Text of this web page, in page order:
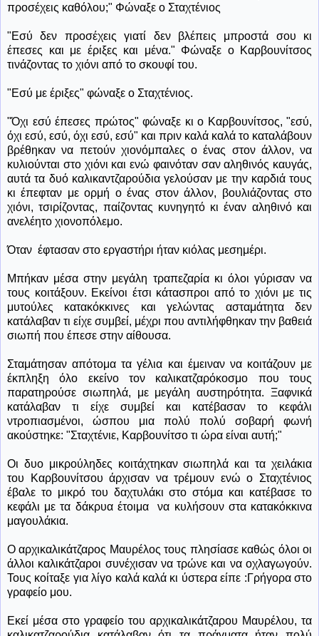
προσέχεις καθόλου;" Φώναξε ο Σταχτένιος
"Εσύ δεν προσέχεις γιατί δεν βλέπεις μπροστά σου κι
έπεσες και με έριξες και μένα." Φώναξε ο Καρβουνίτσος
τινάζοντας το χιόνι από το σκουφί του.
"Εσύ με έριξες" φώναξε ο Σταχτένιος.
"Όχι εσύ έπεσες πρώτος" φώναξε κι ο Καρβουνίτσος, "εσύ,
όχι εσύ, εσύ, όχι εσύ, εσύ" και πριν καλά καλά το καταλάβουν
βρέθηκαν να πετούν χιονόμπαλες ο ένας στον άλλον, να
κυλιούνται στο χιόνι και ενώ φαινόταν σαν αληθινός καυγάς,
αυτά τα δυό καλικαντζαρούδια γελούσαν με την καρδιά τους
κι έπεφταν με ορμή ο ένας στον άλλον, βουλιάζοντας στο
χιόνι, τσιρίζοντας, παίζοντας κυνηγητό κι έναν αληθινό και
ανελέητο χιονοπόλεμο.
Όταν έφτασαν στο εργαστήρι ήταν κιόλας μεσημέρι.
Μπήκαν μέσα στην μεγάλη τραπεζαρία κι όλοι γύρισαν να
τους κοιτάξουν. Εκείνοι έτσι κάτασπροι από το χιόνι με τις
μυτούλες κατακόκκινες και γελώντας ασταμάτητα δεν
κατάλαβαν τι είχε συμβεί, μέχρι που αντιλήφθηκαν την βαθειά
σιωπή που έπεσε στην αίθουσα.
Σταμάτησαν απότομα τα γέλια και έμειναν να κοιτάζουν με
έκπληξη όλο εκείνο τον καλικατζαρόκοσμο που τους
παρατηρούσε σιωπηλά, με μεγάλη αυστηρότητα. Ξαφνικά
κατάλαβαν τι είχε συμβεί και κατέβασαν το κεφάλι
ντροπιασμένοι, ώσπου μια πολύ πολύ σοβαρή φωνή
ακούστηκε: "Σταχτένιε, Καρβουνίτσο τι ώρα είναι αυτή;"
Οι δυο μικρούληδες κοιτάχτηκαν σιωπηλά και τα χειλάκια
του Καρβουνίτσου άρχισαν να τρέμουν ενώ ο Σταχτένιος
έβαλε το μικρό του δαχτυλάκι στο στόμα και κατέβασε το
κεφάλι με τα δάκρυα έτοιμα
να κυλήσουν στα κατακόκκινα
μαγουλάκια.
Ο αρχικαλικάτζαρος Μαυρέλος τους πλησίασε καθώς όλοι οι
άλλοι καλικάτζαροι συνέχισαν να τρώνε και να οχλαγωγούν.
Τους κοίταξε για λίγο καλά καλά κι ύστερα είπε :Γρήγορα στο
γραφείο μου.
Εκεί μέσα στο γραφείο του αρχικαλικάτζαρου Μαυρέλου, τα